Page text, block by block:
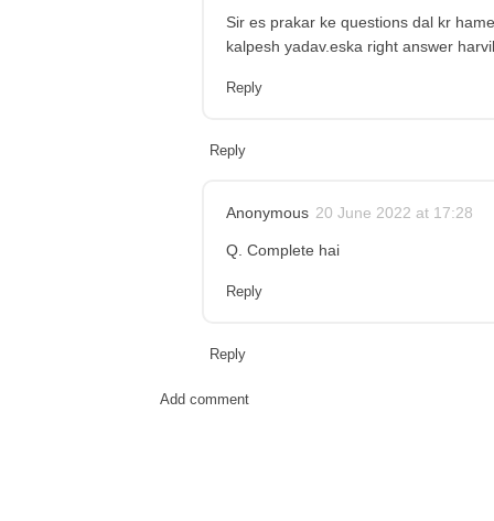
Sir es prakar ke questions dal kr
kalpesh yadav.eska right answer
Reply
Reply
Anonymous 20 June 2022 at 17:28
Q. Complete hai
Reply
Reply
Add comment